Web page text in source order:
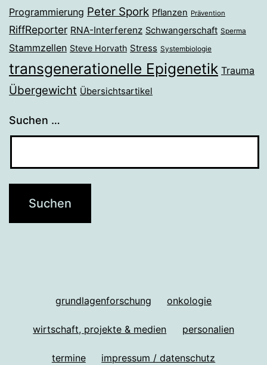
Programmierung Peter Spork Pflanzen Prävention
RiffReporter RNA-Interferenz Schwangerschaft Sperma
Stammzellen Steve Horvath Stress Systembiologie
transgenerationelle Epigenetik Trauma
Übergewicht Übersichtsartikel
Suchen …
grundlagenforschung onkologie
wirtschaft, projekte & medien personalien
termine impressum / datenschutz